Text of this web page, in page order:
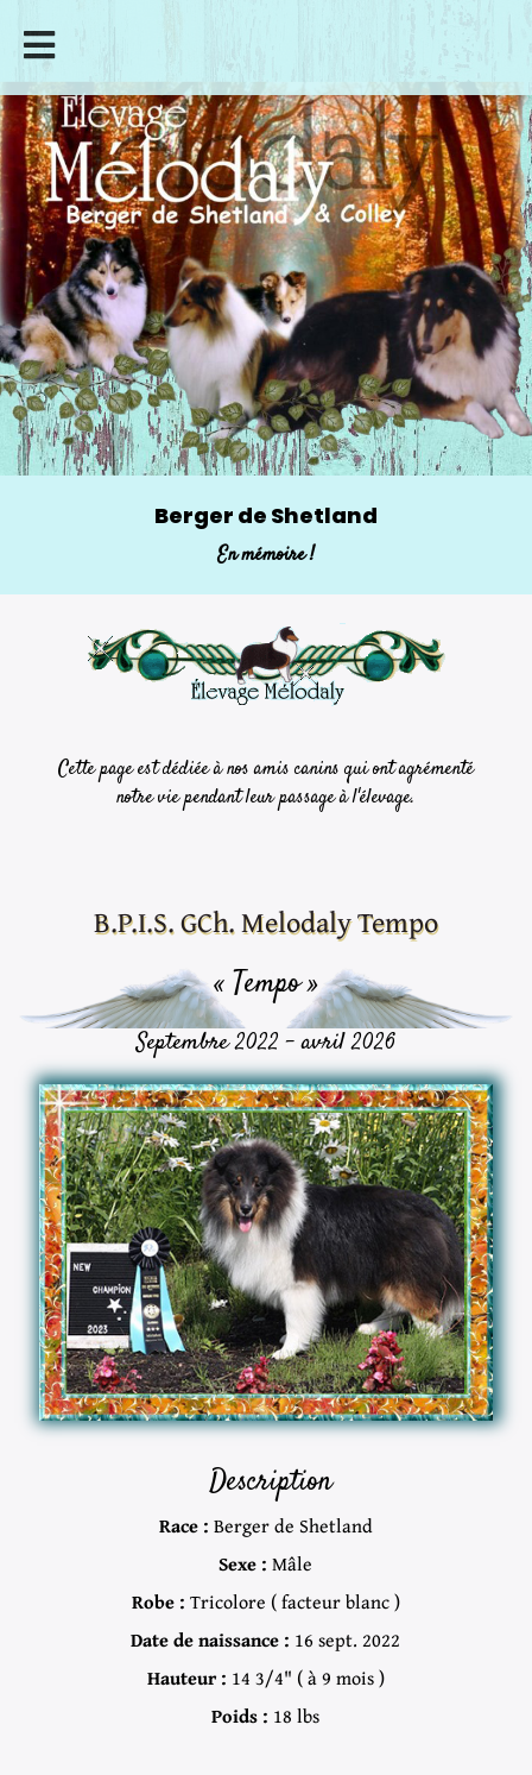
Berger de Shetland
En mémoire !
Cette page est dédiée à nos amis canins qui ont agrémenté
notre vie pendant leur passage à l'élevage.
B.P.I.S. GCh. Melodaly Tempo
« Tempo »
Septembre 2022 - avril 2026
Description
Race : Berger de Shetland
Sexe : Mâle
Robe : Tricolore ( facteur blanc )
Date de naissance : 16 sept. 2022
Hauteur : 14 3/4" ( à 9 mois )
Poids : 18 lbs